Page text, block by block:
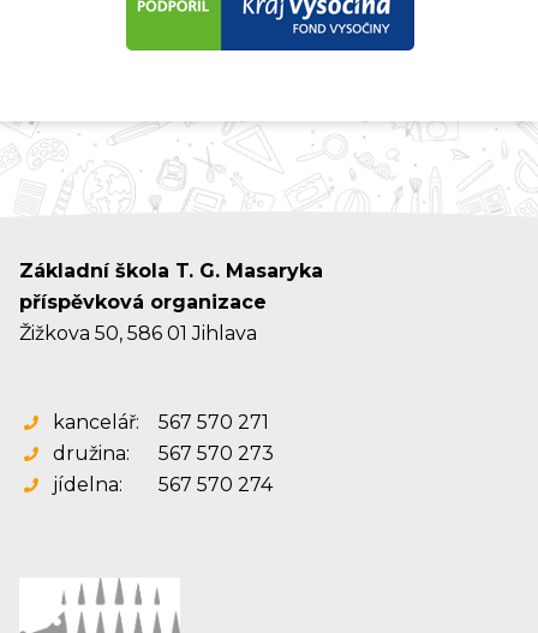
Základní škola T. G. Masaryka
příspěvková organizace
Žižkova 50, 586 01 Jihlava
kancelář:
567 570 271
družina:
567 570 273
jídelna:
567 570 274